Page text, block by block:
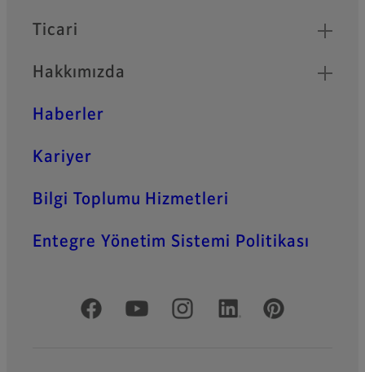
Ticari
Hakkımızda
Haberler
Kariyer
Bilgi Toplumu Hizmetleri
Entegre Yönetim Sistemi Politikası
Resmi Sosyal Medya